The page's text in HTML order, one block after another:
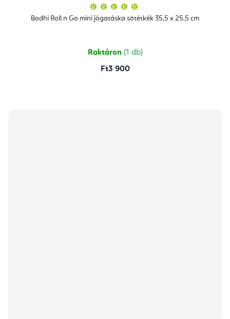
Bodhi Roll n Go mini jógatáska sötétkék 35,5 x 25,5 cm
átlagos
értékelése
csillag.
Raktáron (1 db)
Ft3 900